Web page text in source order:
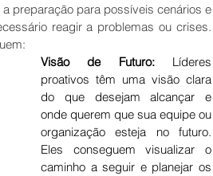
a preparação para possíveis cenários e
reagir a problemas ou crises.
Visão de Futuro: Líderes
proativos têm uma visão clara
do que desejam alcançar e
onde querem que sua equipe ou
organização esteja no futuro.
Eles conseguem visualizar o
caminho a seguir e planejar os